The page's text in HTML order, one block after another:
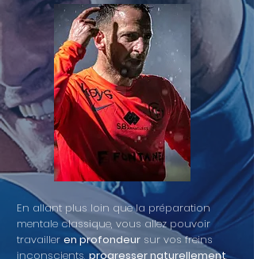
​En allant plus loin que la préparation
mentale classique, vous allez pouvoir
travailler en profondeur sur vos freins
inconscients, progresser naturellement,